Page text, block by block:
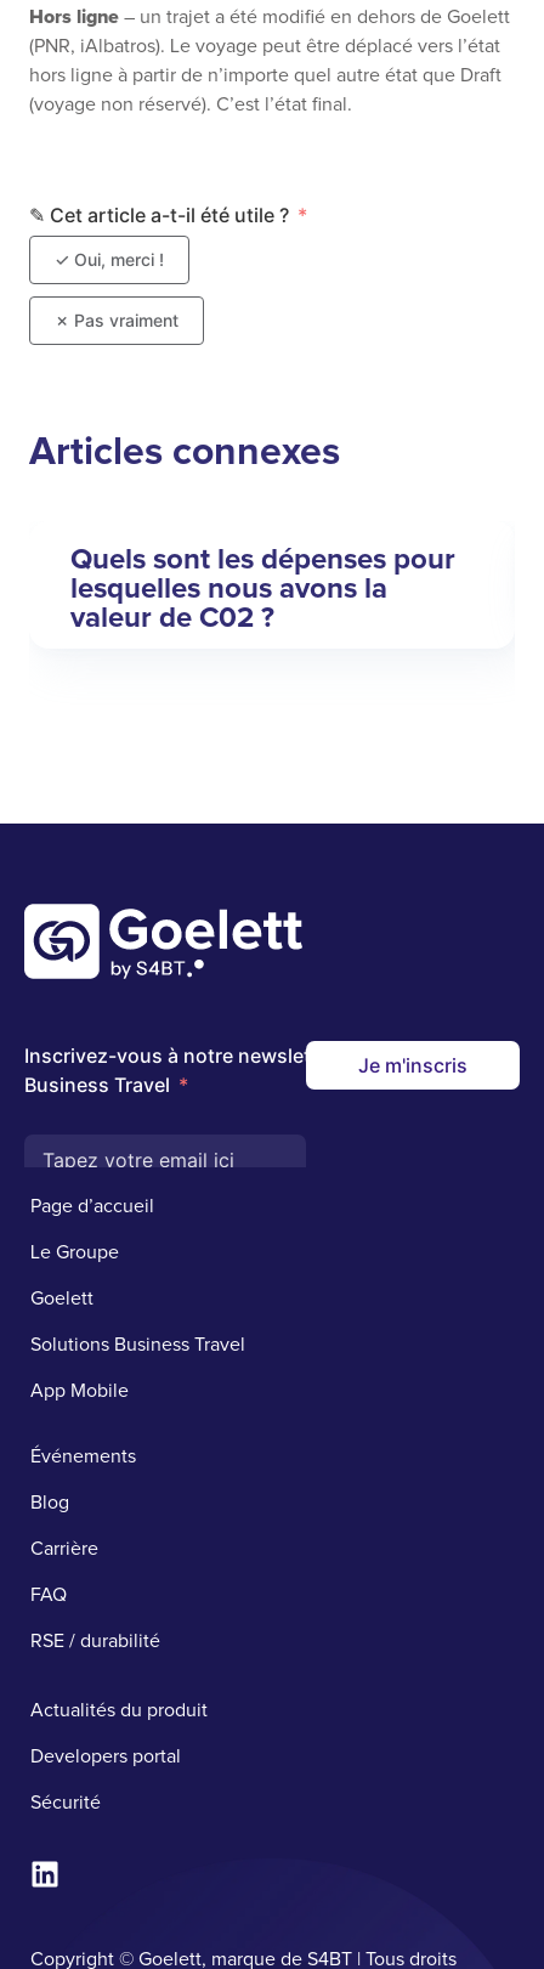
Hors ligne – un trajet a été modifié en dehors de Goelett
(PNR, iAlbatros). Le voyage peut être déplacé vers l’état
hors ligne à partir de n’importe quel autre état que Draft
(voyage non réservé). C’est l’état final.
Articles connexes
Quels sont les dépenses pour
lesquelles nous avons la
valeur de C02 ?
Page d’accueil
Le Groupe
Goelett
Solutions Business Travel
App Mobile
Événements
Blog
Carrière
FAQ
RSE / durabilité
Actualités du produit
Developers portal
Sécurité ​
Copyright © Goelett, marque de S4BT | Tous droits